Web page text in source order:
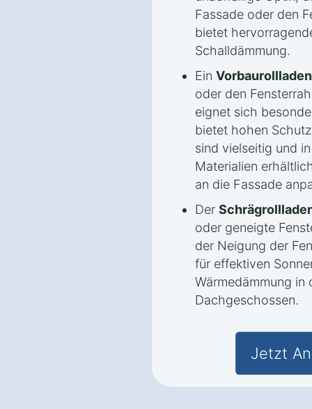
Fassade oder den
bietet
Schalldämmung.
Ein Vorbaurollladen
oder den
eignet sich
bietet hohen
sind vielseitig und
Materialien
an die Fassade
Der
oder geneigte
der Neigung der
für effektiven
Wärmedämmung in
Dachgeschossen.
Jetzt